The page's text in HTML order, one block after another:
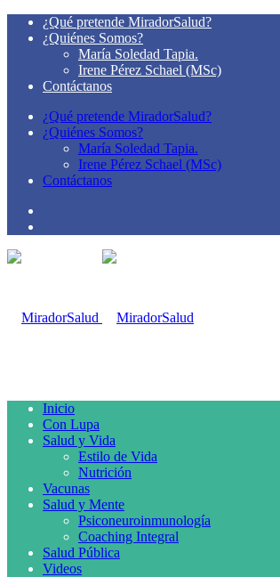
¿Qué pretende MiradorSalud?
¿Quiénes Somos?
María Soledad Tapia.
Irene Pérez Schael (MSc)
Contáctanos
¿Qué pretende MiradorSalud?
¿Quiénes Somos?
María Soledad Tapia.
Irene Pérez Schael (MSc)
Contáctanos
Inicio
Con Lupa
Salud y Vida
Estilo de Vida
Nutrición
Vacunas
Salud y Mente
Psiconeuroinmunología
Coaching Integral
Salud Pública
Videos